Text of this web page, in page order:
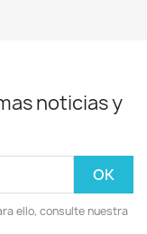
noticias y
ello, consulte nuestra